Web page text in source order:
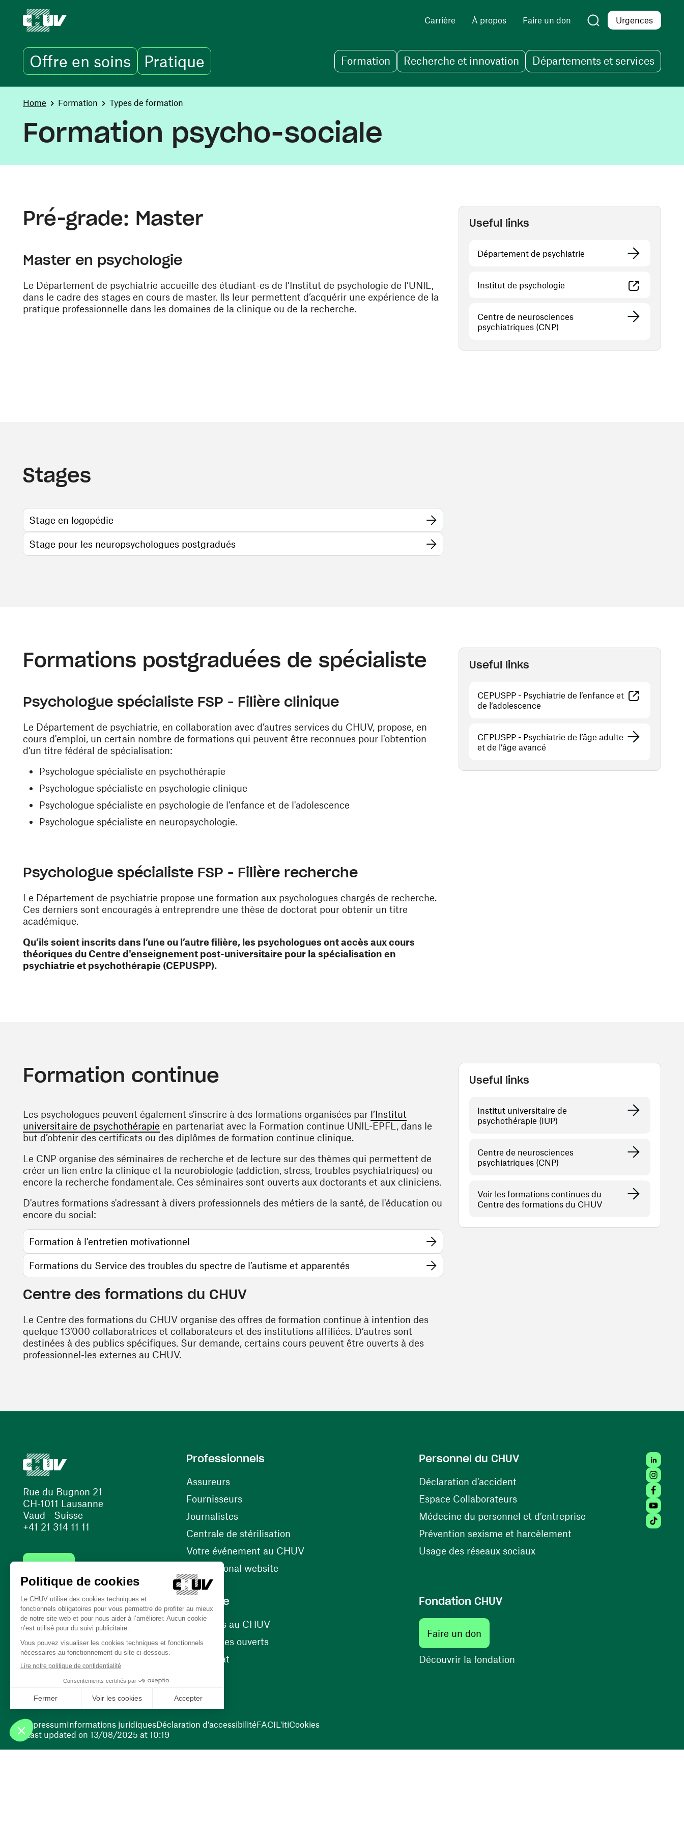
Carrière À propos Faire un don Urgences
Offre en soins Pratique Formation Recherche et innovation Départements et services
You are here:
Home Formation Types de formation
Formation psycho-sociale
Pré-grade: Master
Master en psychologie
Le Département de psychiatrie accueille des étudiant-es de l’Institut de psychologie de l’UNIL,
dans le cadre des stages en cours de master. Ils leur permettent d’acquérir une expérience de la
pratique professionnelle dans les domaines de la clinique ou de la recherche.
Useful links
Département de psychiatrie
Institut de psychologie (opens in a new window)
Centre de neurosciences
psychiatriques (CNP)
Stages
Stage en logopédie
Stage pour les neuropsychologues postgradués(opens in a new window)
Formations postgraduées de spécialiste
Psychologue spécialiste FSP - Filière clinique
Le Département de psychiatrie, en collaboration avec d’autres services du CHUV, propose, en
cours d'emploi, un certain nombre de formations qui peuvent être reconnues pour l'obtention
d'un titre fédéral de spécialisation:
Psychologue spécialiste en psychothérapie
Psychologue spécialiste en psychologie clinique
Psychologue spécialiste en psychologie de l'enfance et de l'adolescence
Psychologue spécialiste en neuropsychologie.
Psychologue spécialiste FSP - Filière recherche
Le Département de psychiatrie propose une formation aux psychologues chargés de recherche.
Ces derniers sont encouragés à entreprendre une thèse de doctorat pour obtenir un titre
académique.
Qu’ils soient inscrits dans l’une ou l’autre filière, les psychologues ont accès aux cours
théoriques du Centre d'enseignement post-universitaire pour la spécialisation en
psychiatrie et psychothérapie (CEPUSPP).
Useful links
CEPUSPP - Psychiatrie de l’enfance et
de l’adolescence
CEPUSPP - Psychiatrie de l’âge adulte
et de l’âge avancé
Formation continue
Les psychologues peuvent également s'inscrire à des formations organisées par l’Institut
universitaire de psychothérapie (opens in a new window)
en partenariat avec la Formation continue UNIL-EPFL, dans le
but d’obtenir des certificats ou des diplômes de formation continue clinique.
Le CNP organise des séminaires de recherche et de lecture sur des thèmes qui permettent de
créer un lien entre la clinique et la neurobiologie (addiction, stress, troubles psychiatriques) ou
encore la recherche fondamentale. Ces séminaires sont ouverts aux doctorants et aux cliniciens.
D'autres formations s'adressant à divers professionnels des métiers de la santé, de l'éducation ou
encore du social:
Formation à l'entretien motivationnel
Formations du Service des troubles du spectre de l’autisme et apparentés(opens in a new window)
Centre des formations du CHUV
Le Centre des formations du CHUV organise des offres de formation continue à intention des
quelque 13’000 collaboratrices et collaborateurs et des institutions affiliées. D’autres sont
destinées à des publics spécifiques. Sur demande, certains cours peuvent être ouverts à des
professionnel-les externes au CHUV.
Useful links
Institut universitaire de
psychothérapie (IUP)
Centre de neurosciences
psychiatriques (CNP)
Voir les formations continues du
Centre des formations du CHUV
Rue du Bugnon 21
CH-1011 Lausanne
Vaud - Suisse
+41 21 314 11 11
(opens in a new window)
(opens in a new window)
Professionnels
Assureurs
Fournisseurs(opens in a new window)
Journalistes
Centrale de stérilisation
Votre événement au CHUV(opens in a new window)
International website
Personnel du CHUV
Déclaration d'accident(opens in a new window)
Espace Collaborateurs(opens in a new window)
Médecine du personnel et d’entreprise(opens in a new
Prévention sexisme et harcèlement(opens in a new window)
Usage des réseaux sociaux(opens in a new window)
Carrière
Carrières au CHUV(opens in a new window)
Nos postes ouverts(opens in a new window)
Bénévolat
Fondation CHUV
Faire un don
Découvrir la fondation
Tiktok
Last updated on 13/08/2025 at 10:19
ImpressumInformations juridiquesDéclaration d’accessibilitéFACIL'itiCookies